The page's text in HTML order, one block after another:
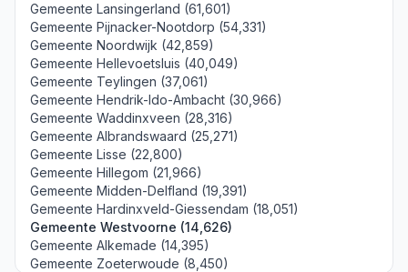
Gemeente Lansingerland (61,601)
Gemeente Pijnacker-Nootdorp (54,331)
Gemeente Noordwijk (42,859)
Gemeente Hellevoetsluis (40,049)
Gemeente Teylingen (37,061)
Gemeente Hendrik-Ido-Ambacht (30,966)
Gemeente Waddinxveen (28,316)
Gemeente Albrandswaard (25,271)
Gemeente Lisse (22,800)
Gemeente Hillegom (21,966)
Gemeente Midden-Delfland (19,391)
Gemeente Hardinxveld-Giessendam (18,051)
Gemeente Westvoorne (14,626)
Gemeente Alkemade (14,395)
Gemeente Zoeterwoude (8,450)